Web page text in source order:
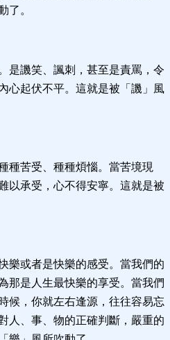
了。
是譏笑、諷刺，甚至是責罵，令
心起伏不平。這就是被「譏」風
種苦受、種種煩惱。當苦境現
以承受，心不得安寧。這就是被
樂或者是快樂的感受。當我們的
那是人生最快樂的享受。當我們
候，你就左右逢源，往往容易忘
人、事、物的正確判斷，嚴重的